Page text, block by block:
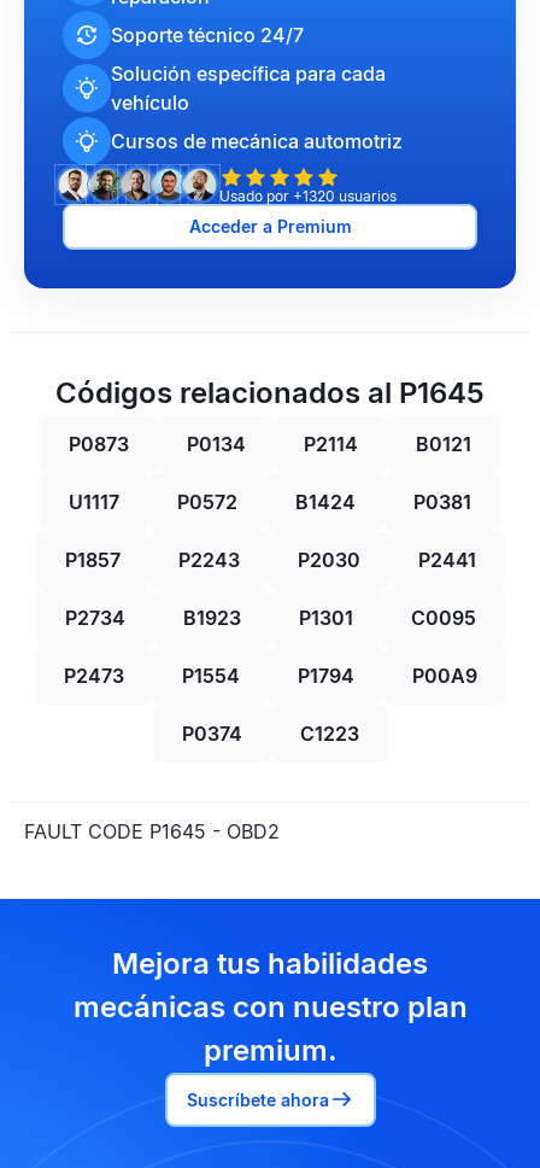
Soporte técnico 24/7
Solución específica para cada
vehículo
Cursos de mecánica automotriz
Usado por +1320 usuarios
Acceder a Premium
Códigos relacionados al P1645
P0873 P0134 P2114 B0121
U1117 P0572 B1424 P0381
P1857 P2243 P2030 P2441
P2734 B1923 P1301 C0095
P2473 P1554 P1794 P00A9
P0374 C1223
FAULT CODE P1645 - OBD2
Mejora tus habilidades
mecánicas con nuestro plan
premium.
Suscríbete ahora